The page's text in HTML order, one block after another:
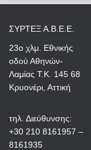
ΣΥΡΤΕΞ Α.Β.Ε.Ε.
23ο χλμ. Εθνικής
οδού Αθηνών-
Λαμίας Τ.Κ. 145 68
Κρυονέρι, Αττική
τηλ. Διεύθυνσης:
+30 210 8161957 –
8161935